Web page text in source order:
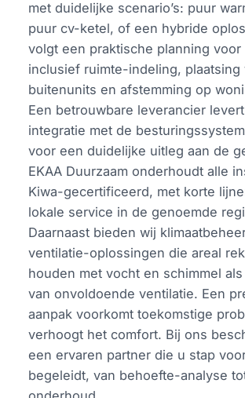
met duidelijke scenario’s: puur
puur cv-ketel, of een hybride
volgt een praktische planning voor
inclusief ruimte-indeling, plaatsing
buitenunits en afstemming op
Een betrouwbare leverancier
integratie met de
voor een duidelijke uitleg aan de
EKAA Duurzaam onderhoudt alle
Kiwa-gecertificeerd, met korte
lokale service in de genoemde
Daarnaast bieden wij
ventilatie-oplossingen die areal
houden met vocht en schimmel
van onvoldoende ventilatie. Een
aanpak voorkomt toekomstige
verhoogt het comfort. Bij ons
een ervaren partner die u stap
begeleidt, van behoefte-analyse